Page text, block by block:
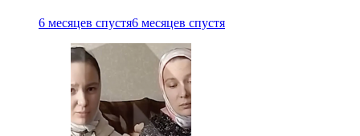
6 месяцев спустя6 месяцев спустя